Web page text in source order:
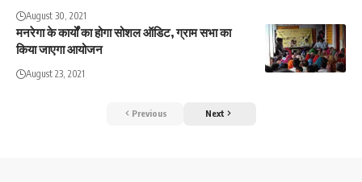
August 30, 2021
मनरेगा के कार्यों का होगा सोशल ऑडिट, ग्राम सभा का
किया जाएगा आयोजन
August 23, 2021
Previous Next